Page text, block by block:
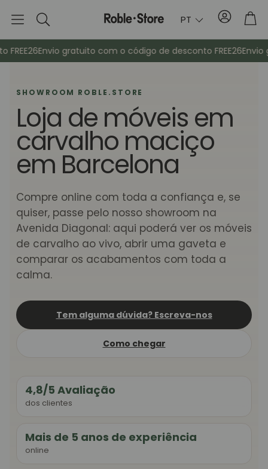
Pesquisa PT Conta
Armários Mesas de
Bengaleiros Mobiliário
Envio gratuito com o código de desconto FREE26Envio
SHOWROOM ROBLE.STORE
Loja de móveis em
carvalho maciço
em Barcelona
Compre online com toda a confiança e, se
quiser, passe pelo nosso showroom na
Avenida Diagonal: aqui poderá ver os móveis
de carvalho ao vivo, abrir uma gaveta e
comparar os acabamentos com toda a
calma.
Tem alguma dúvida? Escreva-nos
Como chegar
4,8/5 Avaliação
dos clientes
Mais de 5 anos de experiência
online